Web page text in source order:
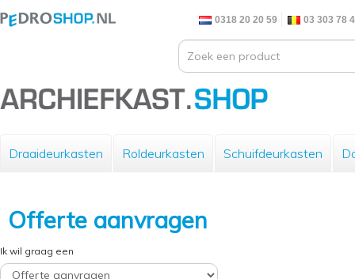
0318 20 20 59 03 303 78
Draaideurkasten Roldeurkasten Schuifdeurkasten
Offerte aanvragen
Ik wil graag een